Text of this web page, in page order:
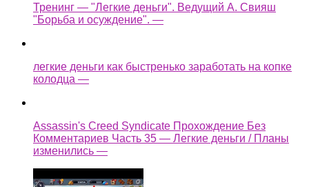
Тренинг — "Легкие деньги". Ведущий А. Свияш
"Борьба и осуждение". —
легкие деньги как быстренько заработать на копке
колодца —
Assassin's Creed Syndicate Прохождение Без
Комментариев Часть 35 — Легкие деньги / Планы
изменились —